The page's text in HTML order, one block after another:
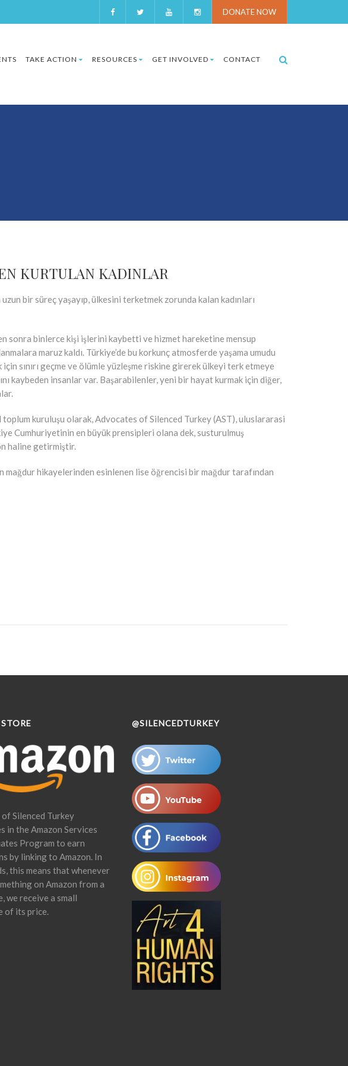
DONATE NOW
TAKE ACTION RESOURCES GET INVOLVED CONTACT
KURTULAN KADINLAR
bir süreç yaşayıp, ülkesini terketmek zorunda kalan kadınları
sonra binlerce kişi işlerini kaybetti ve hizmet hareketine mensup
maruz kaldı. Türkiye’de bu korkunç atmosferde yaşama umudu
sınırı geçme ve ölümle yüzleşme riskine girerek ülkeyi terk etmeye
kaybeden insanlar var. Başarabilenler, yeni bir hayat kurmak için diğer,
kuruluşu olarak, Advocates of Silenced Turkey (AST), uluslararasi
Cumhuriyetinin en büyük prensipleri olana dek, susturulmuş
haline getirmiştir.
hikayelerinden esinlenen lise öğrencisi bir mağdur tarafından
Silenced Turkey
in the Amazon Services
Program to earn
by linking to Amazon. In
this means that whenever
on Amazon from a
we receive a small
of its price.
@SILENCEDTURKEY